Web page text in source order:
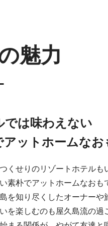
魅力
では味わえない
アットホームなお
くせりのリゾートホテルも
素朴でアットホームなおも
を知り尽くしたオーナーや
を楽しむのも屋久島流の過